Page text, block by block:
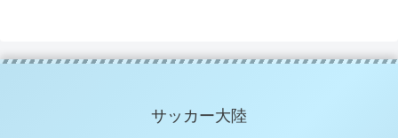
サッカー大陸